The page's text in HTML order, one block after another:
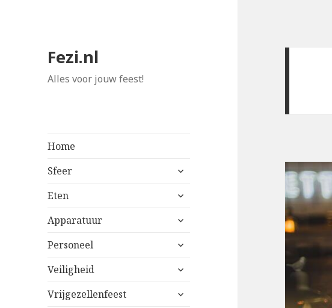
Fezi.nl
Alles voor jouw feest!
Home
Sfeer
alles
Eten
alles
Apparatuur
alles
Personeel
alles
Veiligheid
alles
Vrijgezellenfeest
alles